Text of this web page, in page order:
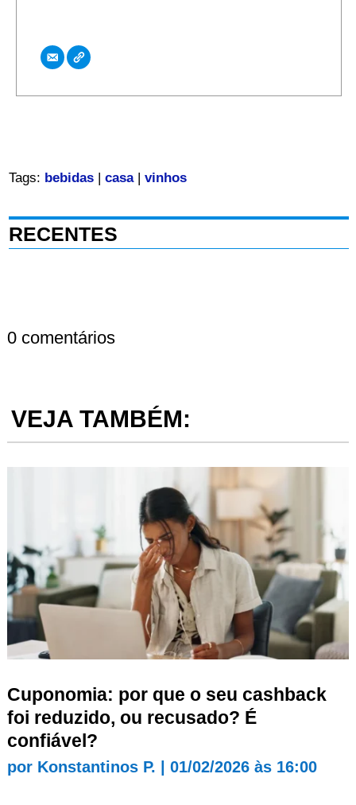
Tags: bebidas| casa| vinhos
RECENTES
0 comentários
VEJA TAMBÉM:
Cuponomia: por que o seu cashback
foi reduzido, ou recusado? É
confiável?
por Konstantinos P. 01/02/2026 às 16:00